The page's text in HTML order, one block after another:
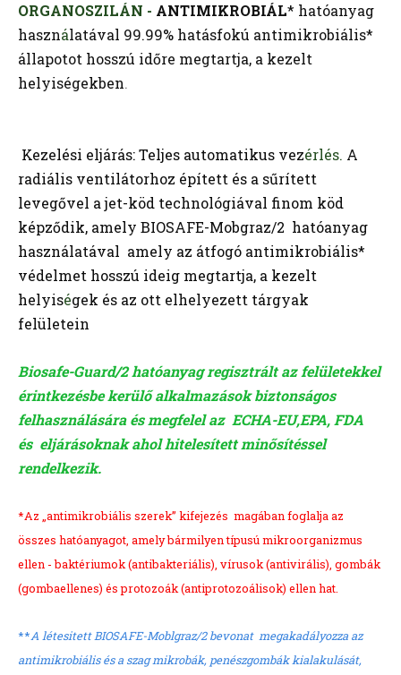
ORGANOSZILÁN - ANTIMIKROBIÁL* hatóanyag
használatával 99.99% hatásfokú antimikrobiális*
állapotot hosszú időre megtartja, a kezelt
helyiségekben.
Kezelési eljárás: Teljes automatikus vezérlés. A
radiális ventilátorhoz épített és a sűrített
levegővel a jet-köd technológiával finom köd
képződik, amely BIOSAFE-Mobgraz/2 hatóanyag
használatával amely az átfogó antimikrobiális*
védelmet hosszú ideig megtartja, a kezelt
helyiségek és az ott elhelyezett tárgyak
felületein
Biosafe-Guard/2 hatóanyag regisztrált az felületekkel
érintkezésbe kerülő alkalmazások biztonságos
felhasználására és megfelel az ECHA-EU,EPA, FDA
és eljárásoknak ahol hitelesített minősítéssel
rendelkezik.
*Az „antimikrobiális szerek” kifejezés magában foglalja az
összes hatóanyagot, amely bármilyen típusú mikroorganizmus
ellen - baktériumok (antibakteriális), vírusok (antivirális), gombák
(gombaellenes) és protozoák (antiprotozoálisok) ellen hat.
**A létesitett BIOSAFE-Moblgraz/2 bevonat megakadályozza az
antimikrobiális és a szag mikrobák, penészgombák kialakulását,